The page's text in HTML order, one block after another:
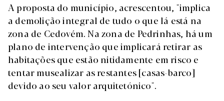
A proposta do município, acrescentou, "implica
a demolição integral de tudo o que lá está na
zona de Cedovém. Na zona de Pedrinhas, há um
plano de intervenção que implicará retirar as
habitações que estão nitidamente em risco e
tentar musealizar as restantes [casas-barco]
devido ao seu valor arquitetónico".